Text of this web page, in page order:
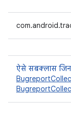
ऐसे सबक्लास